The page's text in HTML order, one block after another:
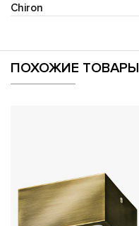
Chiron
ПОХОЖИЕ ТОВАРЫ